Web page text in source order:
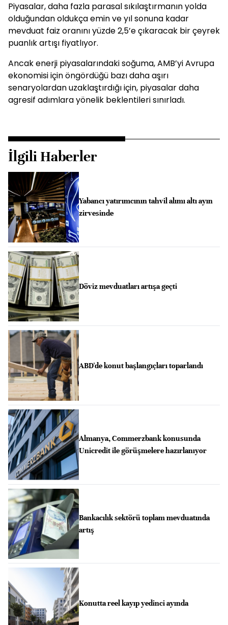
Piyasalar, daha fazla parasal sıkılaştırmanın yolda
olduğundan oldukça emin ve yıl sonuna kadar
mevduat faiz oranını yüzde 2,5’e çıkaracak bir çeyrek
puanlık artışı fiyatlıyor.
Ancak enerji piyasalarındaki soğuma, AMB’yi Avrupa
ekonomisi için öngördüğü bazı daha aşırı
senaryolardan uzaklaştırdığı için, piyasalar daha
agresif adımlara yönelik beklentileri sınırladı.
İlgili Haberler
Yabancı yatırımcının tahvil alımı altı ayın
zirvesinde
Döviz mevduatları artışa geçti
ABD'de konut başlangıçları toparlandı
Almanya, Commerzbank konusunda
Unicredit ile görüşmelere hazırlanıyor
Bankacılık sektörü toplam mevduatında
artış
Konutta reel kayıp yedinci ayında